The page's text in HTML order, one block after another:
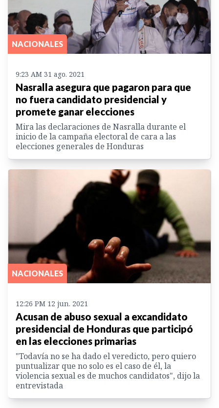
NACIONALES
9:23 AM 31 ago. 2021
Nasralla asegura que pagaron para que
no fuera candidato presidencial y
promete ganar elecciones
Mira las declaraciones de Nasralla durante el
inicio de la campaña electoral de cara a las
elecciones generales de Honduras
NACIONALES
12:26 PM 12 jun. 2021
Acusan de abuso sexual a excandidato
presidencial de Honduras que participó
en las elecciones primarias
"Todavía no se ha dado el veredicto, pero quiero
puntualizar que no solo es el caso de él, la
violencia sexual es de muchos candidatos", dijo la
entrevistada